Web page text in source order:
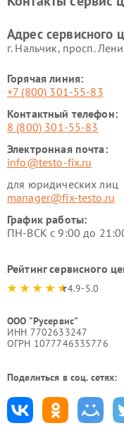
Адрес сервисного
г. Нальчик, просп.
Горячая линия:
+7 (800) 301-55-83
Контактный телефон:
8 (800) 301-55-83
Электронная почта:
info@testo-fix.ru
для юридических лиц
manager@fix-testo.ru
График работы:
ПН-ВСК с 9:00 до
Рейтинг сервисного
4.9-5.0
ООО "Русервис"
ИНН 7702633247
ОГРН 1077746335776
Поделиться в соц. сетях: